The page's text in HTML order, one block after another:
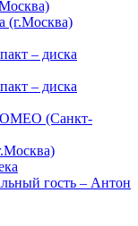
(г.Москва)
– диска
– диска
(Санкт-
гость – Антон